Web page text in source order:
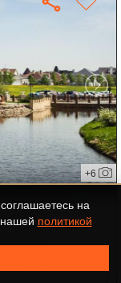
+6
ШОССЕ
на
нашей политикой